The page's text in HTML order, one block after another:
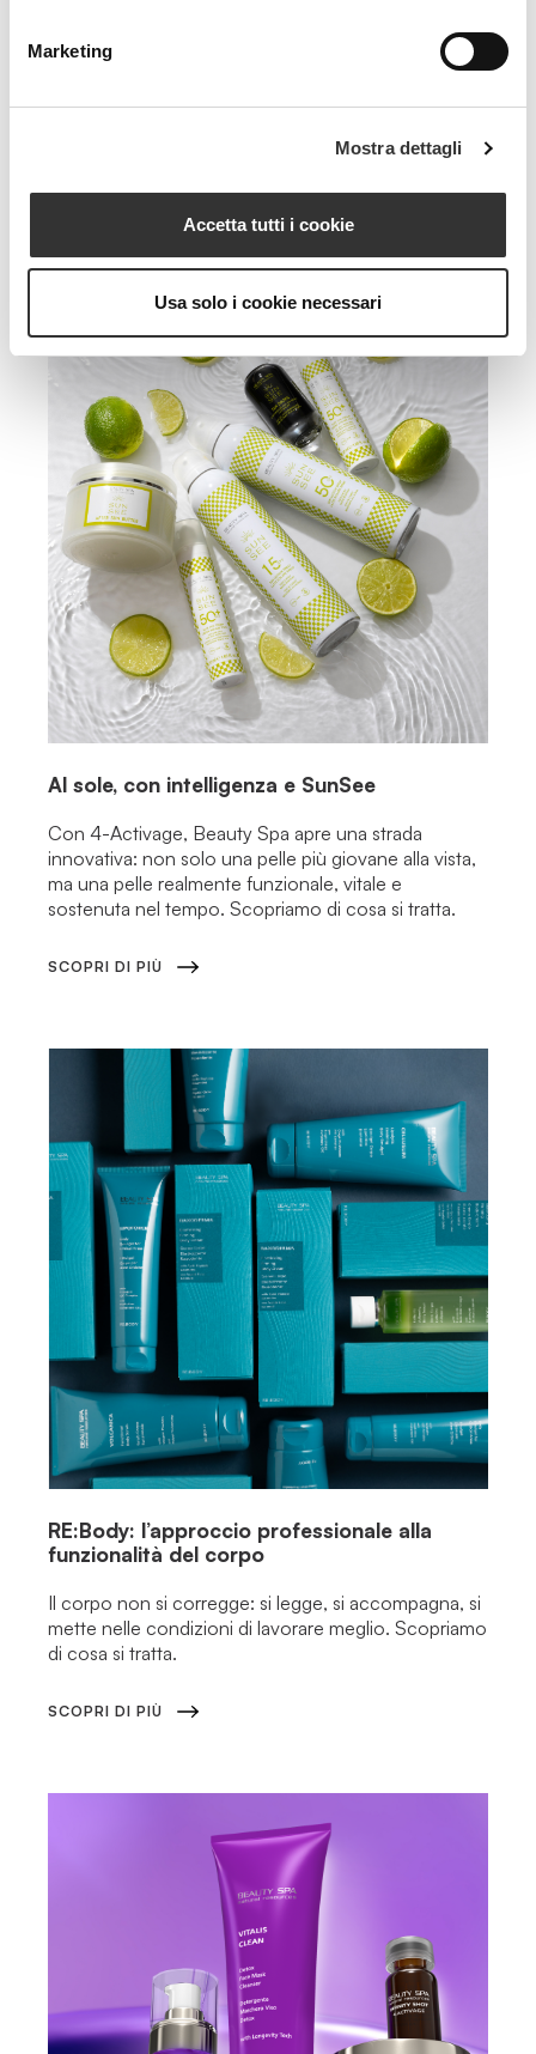
Marketing
Mostra dettagli
Accetta tutti i cookie
Usa solo i cookie necessari
Al sole, con intelligenza e SunSee
Con 4-Activage, Beauty Spa apre una strada
innovativa: non solo una pelle più giovane alla vista,
ma una pelle realmente funzionale, vitale e
sostenuta nel tempo. Scopriamo di cosa si tratta.
SCOPRI DI PIÙ
RE:Body: l’approccio professionale alla
funzionalità del corpo
Il corpo non si corregge: si legge, si accompagna, si
mette nelle condizioni di lavorare meglio. Scopriamo
di cosa si tratta.
SCOPRI DI PIÙ